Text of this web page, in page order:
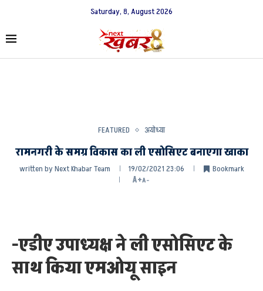
Saturday, 8, August 2026
FEATURED अयोध्या
रामनगरी के समग्र विकास का ली एसोसिएट बनाएगा खाका
written byNext Khabar Team 19/02/2021 23:06
Bookmark
A+A-
-एडीए उपाध्यक्ष ने ली एसोसिएट के
साथ किया एमओयू साइन